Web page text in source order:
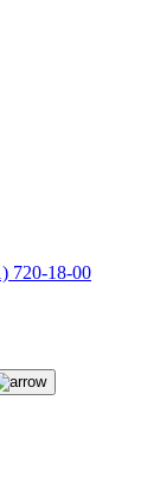
720-18-00